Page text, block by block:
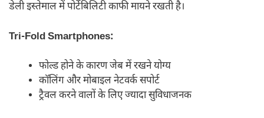
डेली इस्तेमाल में पोर्टेबिलिटी काफी मायने रखती है।
Tri-Fold Smartphones:
फोल्ड होने के कारण जेब में रखने योग्य
कॉलिंग और मोबाइल नेटवर्क सपोर्ट
ट्रैवल करने वालों के लिए ज्यादा सुविधाजनक